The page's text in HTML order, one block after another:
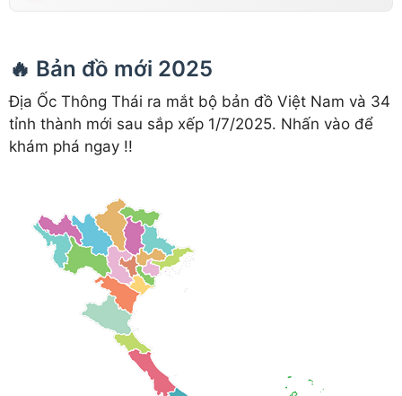
🔥 Bản đồ mới 2025
Địa Ốc Thông Thái ra mắt bộ bản đồ Việt Nam và 34
tỉnh thành mới sau sắp xếp 1/7/2025. Nhấn vào để
khám phá ngay !!